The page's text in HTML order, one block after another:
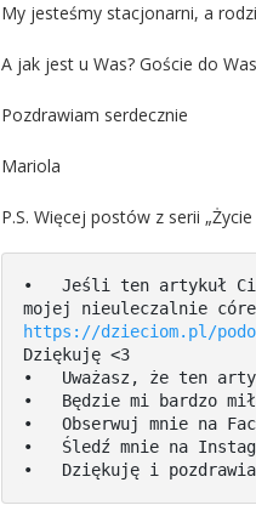
My jesteśmy stacjonarni, a
A jak jest u Was? Goście do
Pozdrawiam serdecznie
Mariola
P.S. Więcej postów z serii
•   Jeśli ten artykuł Ci
https://dzieciom.pl/
Dziękuję <3
•   Uważasz, że ten
•   Będzie mi bardzo
•   Obserwuj mnie na
•   Śledź mnie na
•   Dziękuję i